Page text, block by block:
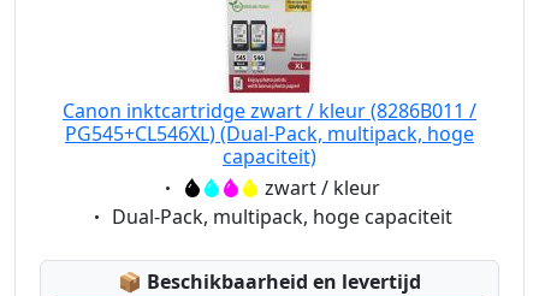
Canon inktcartridge zwart / kleur (8286B011 /
PG545+CL546XL) (Dual-Pack, multipack, hoge
capaciteit)
Eigenschaft:zwart / kleur
Eigenschaft:
Dual-Pack, multipack, hoge capaciteit
📦 Lagerstatus:
Beschikbaarheid en levertijd